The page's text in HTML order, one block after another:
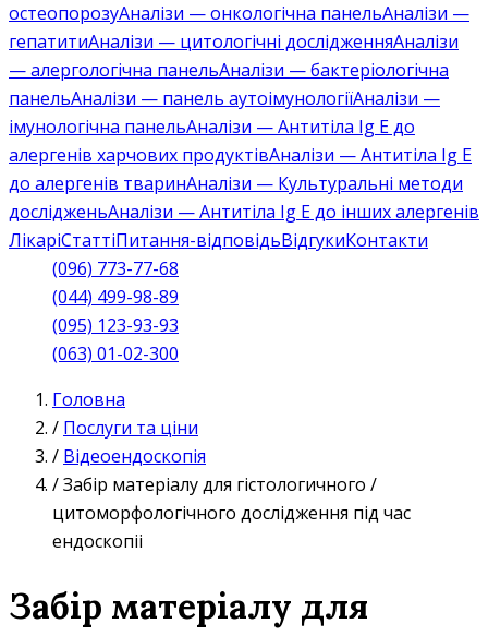
остеопорозуАналізи — онкологічна панельАналізи —
гепатитиАналізи — цитологічні дослідженняАналізи
— алергологічна панельАналізи — бактеріологічна
панельАналізи — панель аутоімунологіїАналізи —
імунологічна панельАналізи — Антитіла Ig E до
алергенів харчових продуктівАналізи — Антитіла Ig E
до алергенів тваринАналізи — Культуральні методи
дослідженьАналізи — Антитіла Ig E до інших алергенів
ЛікаріСтаттіПитання-відповідьВідгукиКонтакти
(096) 773-77-68
(044) 499-98-89
(095) 123-93-93
(063) 01-02-300
Головна
/ Послуги та ціни
/ Відеоендоскопія
/Забір матеріалу для гістологичного /
цитоморфологічного дослідження під час
ендоскопіі
Забір матеріалу для